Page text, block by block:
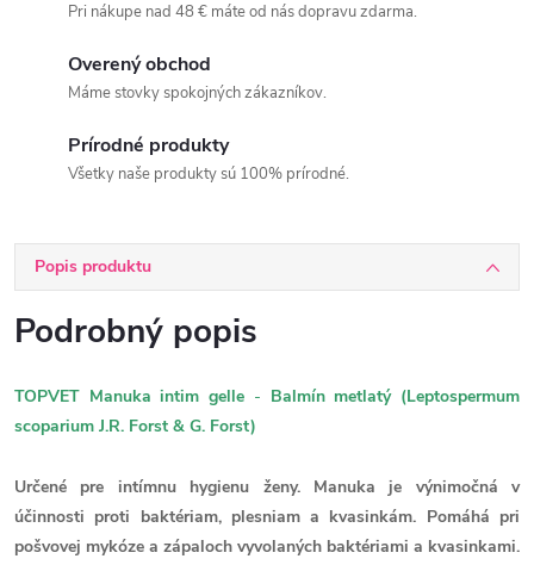
Pri nákupe nad 48 € máte od nás dopravu zdarma.
Overený obchod
Máme stovky spokojných zákazníkov.
Prírodné produkty
Všetky naše produkty sú 100% prírodné.
Popis produktu
Podrobný popis
TOPVET Manuka intim gelle - Balmín metlatý (Leptospermum
scoparium J.R. Forst & G. Forst)
Určené pre intímnu hygienu ženy. Manuka je výnimočná v
účinnosti proti baktériam, plesniam a kvasinkám. Pomáhá pri
pošvovej mykóze a zápaloch vyvolaných baktériami a kvasinkami.